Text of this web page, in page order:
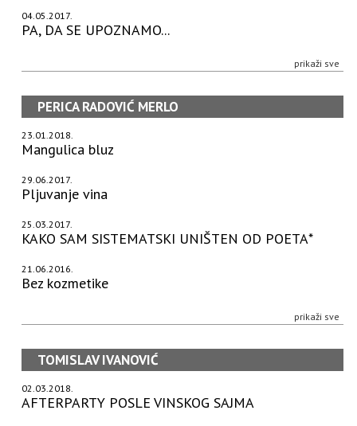
04.05.2017.
PA, DA SE UPOZNAMO...
prikaži sve
PERICA RADOVIĆ MERLO
23.01.2018.
Mangulica bluz
29.06.2017.
Pljuvanje vina
25.03.2017.
KAKO SAM SISTEMATSKI UNIŠTEN OD POETA*
21.06.2016.
Bez kozmetike
prikaži sve
TOMISLAV IVANOVIĆ
02.03.2018.
AFTERPARTY POSLE VINSKOG SAJMA